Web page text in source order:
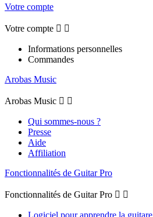
Votre compte
Votre compte  
Informations personnelles
Commandes
Arobas Music
Arobas Music  
Qui sommes-nous ?
Presse
Aide
Affiliation
Fonctionnalités de Guitar Pro
Fonctionnalités de Guitar Pro  
Logiciel pour apprendre la guitare